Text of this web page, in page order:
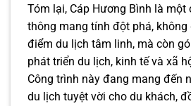
Tóm lại, Cáp Hương Bình là một
thông mang tính đột phá,
điểm du lịch tâm linh, mà còn
phát triển du lịch, kinh tế và xã
Công trình này đang mang đến
du lịch tuyệt vời cho du khách,